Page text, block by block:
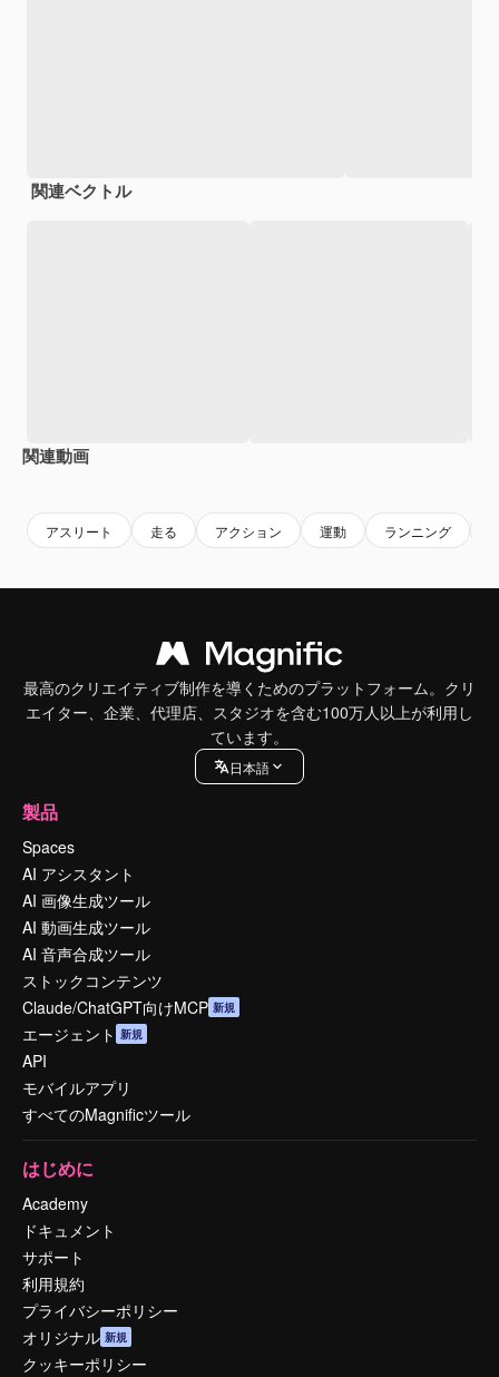
関連ベクトル
関連動画
アスリート 走る アクション 運動 ランニング
最高のクリエイティブ制作を導くためのプラットフォーム。クリ
エイター、企業、代理店、スタジオを含む100万人以上が利用し
ています。
日本語
製品
Spaces
AI アシスタント
AI 画像生成ツール
AI 動画生成ツール
AI 音声合成ツール
ストックコンテンツ
Claude/ChatGPT向けMCP 新規
エージェント 新規
API
モバイルアプリ
すべてのMagnificツール
はじめに
Academy
ドキュメント
サポート
利用規約
プライバシーポリシー
オリジナル 新規
クッキーポリシー